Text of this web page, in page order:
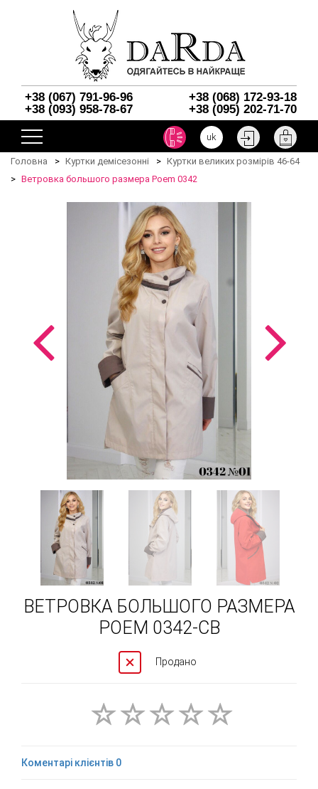
+38 (067) 791-96-96
+38 (068) 172-93-18
+38 (093) 958-78-67
+38 (095) 202-71-70
uk
Головна Куртки демісезонні
Куртки великих розмірів 46-64
Ветровка большого размера Poem 0342
ВЕТРОВКА БОЛЬШОГО РАЗМЕРА
POEM 0342-CB
Продано
Коментарі клієнтів 0